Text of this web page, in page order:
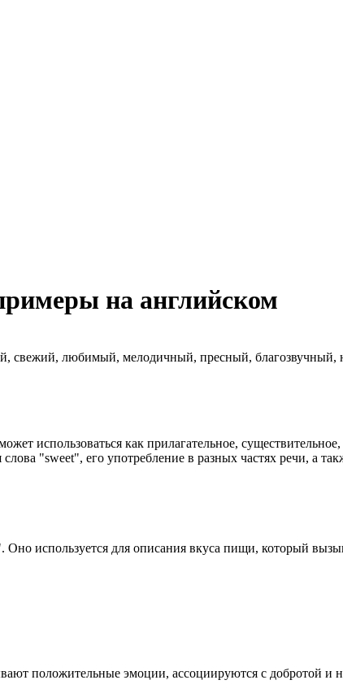
на английском
свежий, любимый, мелодичный, пресный,
использоваться как прилагательное,
"sweet", его употребление в разных частях речи, а
используется для описания вкуса пищи, который
положительные эмоции, ассоциируются с добротой и